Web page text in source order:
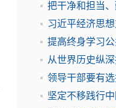
把干净和担当
习近平经济思
提高终身学习
从世界历史纵
领导干部要有
坚定不移践行